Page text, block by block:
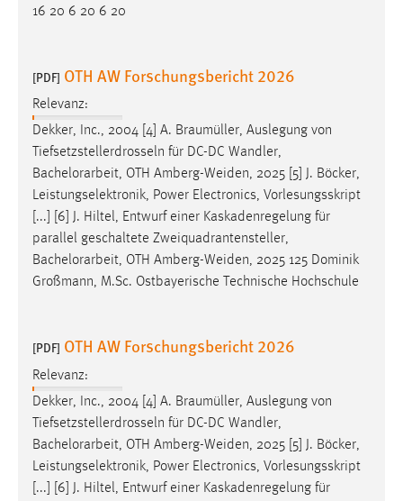
16 20 6 20 6 20
[PDF] OTH AW Forschungsbericht 2026
Relevanz:
Dekker, Inc., 2004 [4] A. Braumüller, Auslegung von
Tiefsetzstellerdrosseln für DC-DC Wandler,
Bachelorarbeit, OTH Amberg-Weiden, 2025 [5] J. Böcker,
Leistungselektronik, Power Electronics, Vorlesungsskript
[...] [6] J. Hiltel, Entwurf einer Kaskadenregelung für
parallel geschaltete Zweiquadrantensteller,
Bachelorarbeit, OTH Amberg-Weiden, 2025 125 Dominik
Großmann, M.Sc. Ostbayerische Technische Hochschule
[PDF] OTH AW Forschungsbericht 2026
Relevanz:
Dekker, Inc., 2004 [4] A. Braumüller, Auslegung von
Tiefsetzstellerdrosseln für DC-DC Wandler,
Bachelorarbeit, OTH Amberg-Weiden, 2025 [5] J. Böcker,
Leistungselektronik, Power Electronics, Vorlesungsskript
[...] [6] J. Hiltel, Entwurf einer Kaskadenregelung für
_pk_ref, _pk_cvar, _pk_id, _pk_ses
Zugriffsstatistik
Cookie Laufzeit:
Max. 13 Monate
MARKETING
Marketing Cookies werden von Drittanbietern
verwendet, um personalisierte Werbung anzuzeigen.
Sie tun dies, indem sie Besucher über Websites
hinweg verfolgen.
Name:
Anbieter:
Google Ireland Limited
Zweck:
Conversion-Tracking